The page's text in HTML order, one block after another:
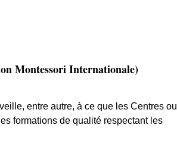
Montessori Internationale)
veille, entre autre, à ce que les Centres ou
formations de qualité respectant les